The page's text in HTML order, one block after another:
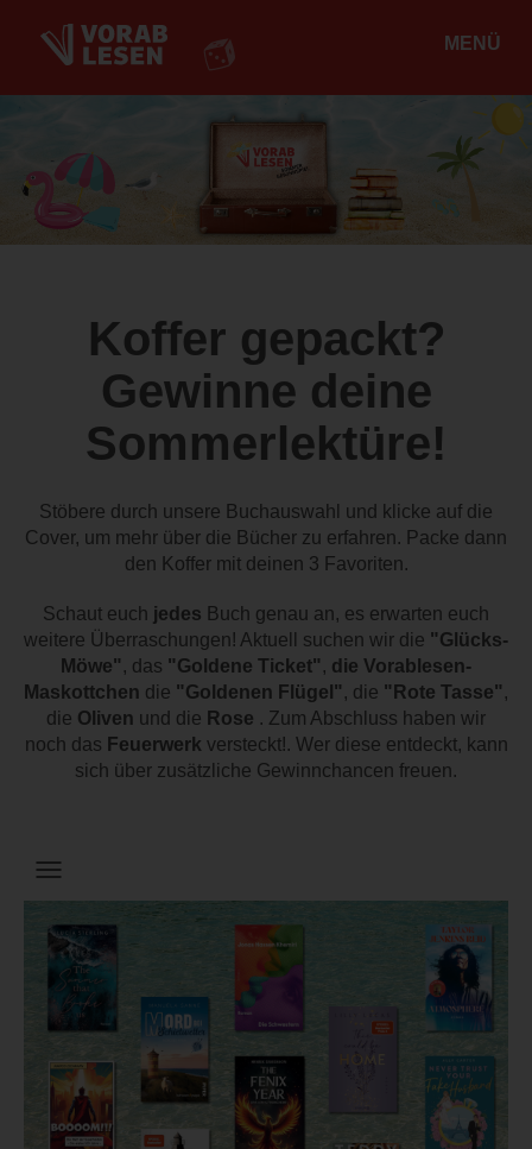
MENÜ
Koffer gepackt?
Gewinne deine
Sommerlektüre!
Stöbere durch unsere Buchauswahl und klicke auf die
Cover, um mehr über die Bücher zu erfahren. Packe dann
den Koffer mit deinen 3 Favoriten.
Schaut euch jedes Buch genau an, es erwarten euch
weitere Überraschungen! Aktuell suchen wir die "Glücks-
Möwe" , das "Goldene Ticket" , die Vorablesen-
Maskottchen die "Goldenen Flügel" , die "Rote Tasse" ,
die Oliven und die Rose . Zum Abschluss haben wir
noch das Feuerwerk versteckt!. Wer diese entdeckt, kann
sich über zusätzliche Gewinnchancen freuen.